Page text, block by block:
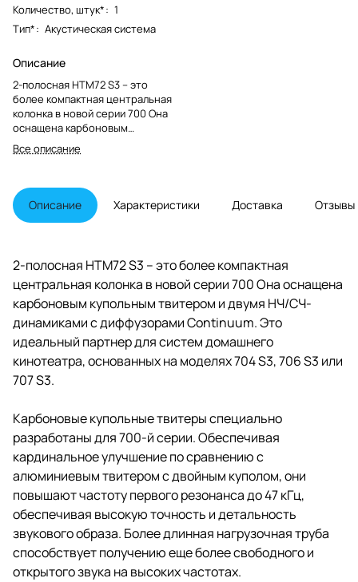
Количество, штук*: 1
Тип*: Акустическая система
Описание
2-полосная HTM72 S3 – это
более компактная центральная
колонка в новой серии 700 Она
оснащена карбоновым
купольным твитером и двумя НЧ/
СЧ-динамиками с диффузорами
партнер для систем домашнего
кинотеатра, основанных на
моделях 704 S3, 706 S3 или 707
Все описание
Описание Характеристики Доставка Отзывы
2-полосная HTM72 S3 – это более компактная
центральная колонка в новой серии 700 Она оснащена
карбоновым купольным твитером и двумя НЧ/СЧ-
динамиками с диффузорами Continuum. Это
идеальный партнер для систем домашнего
кинотеатра, основанных на моделях 704 S3, 706 S3 или
707 S3.
Карбоновые купольные твитеры специально
разработаны для 700-й серии. Обеспечивая
кардинальное улучшение по сравнению с
алюминиевым твитером с двойным куполом, они
повышают частоту первого резонанса до 47 кГц,
обеспечивая высокую точность и детальность
звукового образа. Более длинная нагрузочная труба
способствует получению еще более свободного и
открытого звука на высоких частотах.